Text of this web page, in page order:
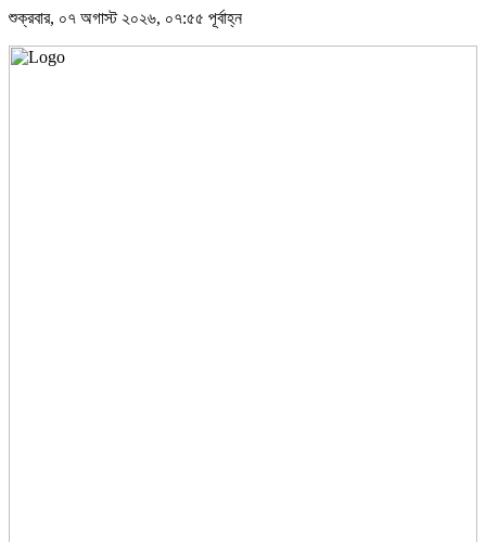
শুক্রবার, ০৭ অগাস্ট ২০২৬, ০৭:৫৫ পূর্বাহ্ন